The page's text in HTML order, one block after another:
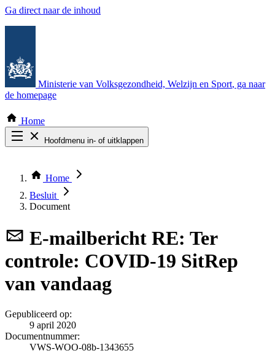
Ga direct naar de inhoud
Ministerie van Volksgezondheid, Welzijn en Sport, ga naar
de homepage
Home
Hoofdmenu in- of uitklappen
Thema COVID-19
Bekijk per bestuursorgaan
Home
Besluit
Document
E-mailbericht RE: Ter
controle: COVID-19 SitRep
van vandaag
Gepubliceerd op:
9 april 2020
Documentnummer:
VWS-WOO-08b-1343655